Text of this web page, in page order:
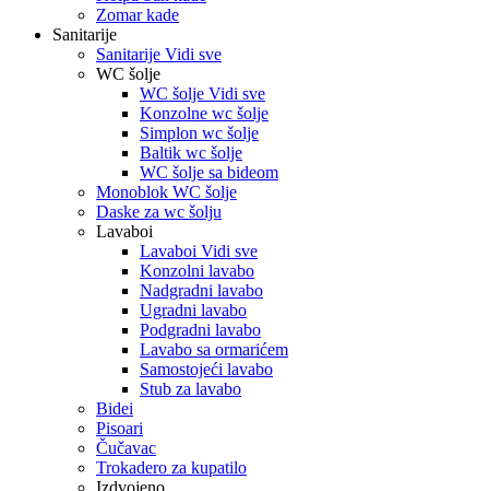
Zomar kade
Sanitarije
Sanitarije Vidi sve
WC šolje
WC šolje Vidi sve
Konzolne wc šolje
Simplon wc šolje
Baltik wc šolje
WC šolje sa bideom
Monoblok WC šolje
Daske za wc šolju
Lavaboi
Lavaboi Vidi sve
Konzolni lavabo
Nadgradni lavabo
Ugradni lavabo
Podgradni lavabo
Lavabo sa ormarićem
Samostojeći lavabo
Stub za lavabo
Bidei
Pisoari
Čučavac
Trokadero za kupatilo
Izdvojeno